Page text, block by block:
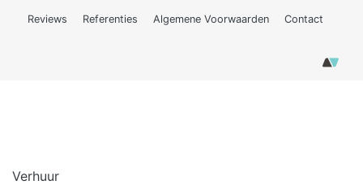
Reviews Referenties Algemene Voorwaarden Contact
Verhuur